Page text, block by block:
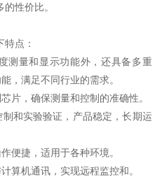
性价比。
点：
测量和显示功能外，还具备多重
，满足不同行业的需求。
片，确保测量和控制的准确性。
和实验验证，产品稳定，长期运
便捷，适用于各种环境。
算机通讯，实现远程监控和。